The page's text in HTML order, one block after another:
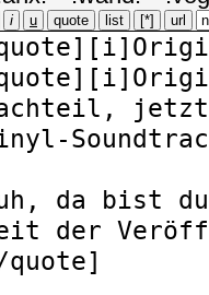
i u quote list [*] url